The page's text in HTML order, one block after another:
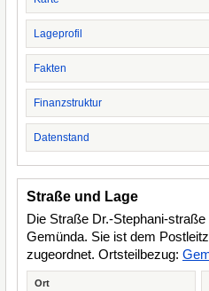
Lageprofil
Fakten
Finanzstruktur
Datenstand
Straße und Lage
Die Straße Dr.-Stephani-straße
Gemünda. Sie ist dem
zugeordnet. Ortsteilbezug:
Ort